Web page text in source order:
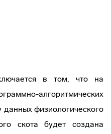
в том, что на
алгоритмических
физиологического
скота будет создана